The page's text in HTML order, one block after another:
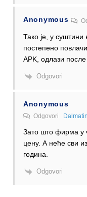
Anonymous
Тако је, у
постепено
APK, одлази
Odgovori
Anonymous
Odgovori
Зато што фирма у
цену. А неће сви
година.
Odgovori